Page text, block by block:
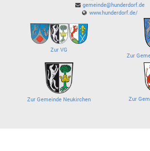
gemeinde@hunderdorf.de
www.hunderdorf.de/
Zur VG
Zur
Zur Gemeinde Neukirchen Zur